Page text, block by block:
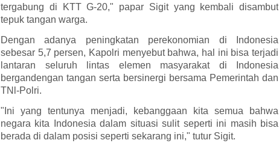
tergabung di KTT G-20," papar Sigit yang kembali disambut
tepuk tangan warga.
Dengan adanya peningkatan perekonomian di Indonesia
sebesar 5,7 persen, Kapolri menyebut bahwa, hal ini bisa terjadi
lantaran seluruh lintas elemen masyarakat di Indonesia
bergandengan tangan serta bersinergi bersama Pemerintah dan
TNl-Polri.
"Ini yang tentunya menjadi, kebanggaan kita semua bahwa
negara kita Indonesia dalam situasi sulit seperti ini masih bisa
berada di dalam posisi seperti sekarang ini," tutur Sigit.